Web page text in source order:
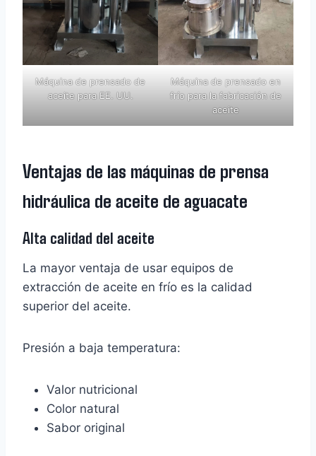
Máquina de prensado de
aceite para EE. UU.
Máquina de prensado en
frío para la fabricación de
aceite
Ventajas de las máquinas de prensa
hidráulica de aceite de aguacate
Alta calidad del aceite
La mayor ventaja de usar equipos de
extracción de aceite en frío es la calidad
superior del aceite.
Presión a baja temperatura:
Valor nutricional
Color natural
Sabor original